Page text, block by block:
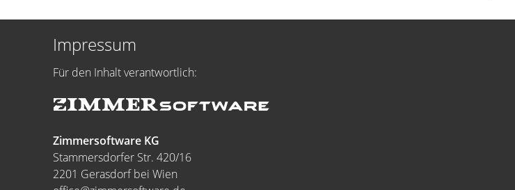
Impressum
Für den Inhalt verantwortlich:
Zimmersoftware KG
Stammersdorfer Str. 420/16
2201 Gerasdorf bei Wien